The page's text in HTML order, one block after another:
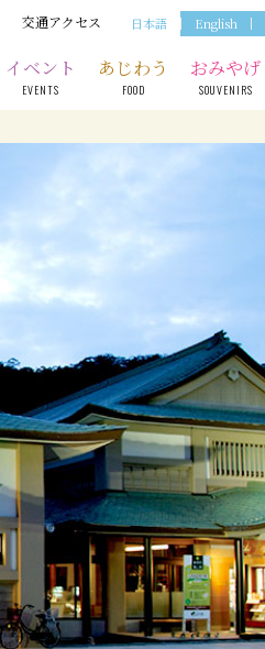
交通アクセス 日本語 English
イベント
EVENTS
あじわう
FOOD
おみやげ
SOUVENIRS